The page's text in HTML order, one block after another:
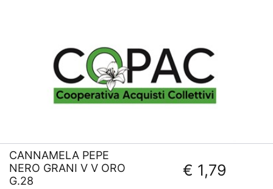
CANNAMELA PEPE
NERO GRANI V V ORO
G.28
€ 1,79